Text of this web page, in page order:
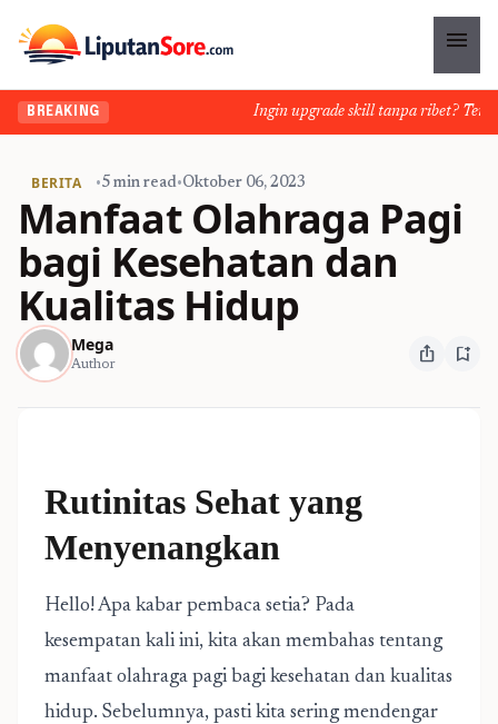
menu
BREAKING Ingin upgrade skill tanpa ribet?
BERITA •5 min read•Oktober 06, 2023
Manfaat Olahraga Pagi
bagi Kesehatan dan
Kualitas Hidup
Mega
Author ios_share bookmark_add
Rutinitas Sehat yang
Menyenangkan
Hello! Apa kabar pembaca setia? Pada
kesempatan kali ini, kita akan membahas tentang
manfaat olahraga pagi bagi kesehatan dan kualitas
hidup. Sebelumnya, pasti kita sering mendengar